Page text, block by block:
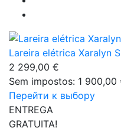
Lareira elétrica Xaralyn
2 299,00 €
Sem impostos: 1 900,00
Перейти к выбору
ENTREGA
GRATUITA!